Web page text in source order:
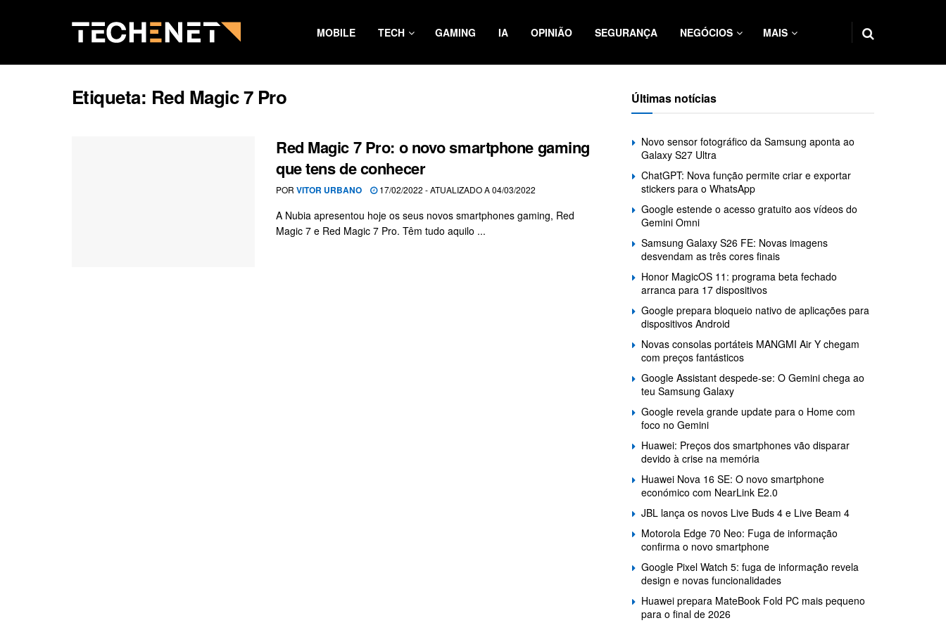
MOBILE TECH GAMING IA OPINIÃO SEGURANÇA NEGÓCIOS MAIS
Etiqueta: Red Magic 7 Pro
Red Magic 7 Pro: o novo smartphone gaming
que tens de conhecer
POR VITOR URBANO 17/02/2022 - ATUALIZADO A 04/03/2022
A Nubia apresentou hoje os seus novos smartphones gaming, Red
Magic 7 e Red Magic 7 Pro. Têm tudo aquilo ...
Últimas notícias
Novo sensor fotográfico da Samsung aponta ao
Galaxy S27 Ultra
ChatGPT: Nova função permite criar e exportar
stickers para o WhatsApp
Google estende o acesso gratuito aos vídeos do
Gemini Omni
Samsung Galaxy S26 FE: Novas imagens
desvendam as três cores finais
Honor MagicOS 11: programa beta fechado
arranca para 17 dispositivos
Google prepara bloqueio nativo de aplicações para
dispositivos Android
Novas consolas portáteis MANGMI Air Y chegam
com preços fantásticos
Google Assistant despede-se: O Gemini chega ao
teu Samsung Galaxy
Google revela grande update para o Home com
foco no Gemini
Huawei: Preços dos smartphones vão disparar
devido à crise na memória
Huawei Nova 16 SE: O novo smartphone
económico com NearLink E2.0
JBL lança os novos Live Buds 4 e Live Beam 4
Motorola Edge 70 Neo: Fuga de informação
confirma o novo smartphone
Google Pixel Watch 5: fuga de informação revela
design e novas funcionalidades
Huawei prepara MateBook Fold PC mais pequeno
para o final de 2026